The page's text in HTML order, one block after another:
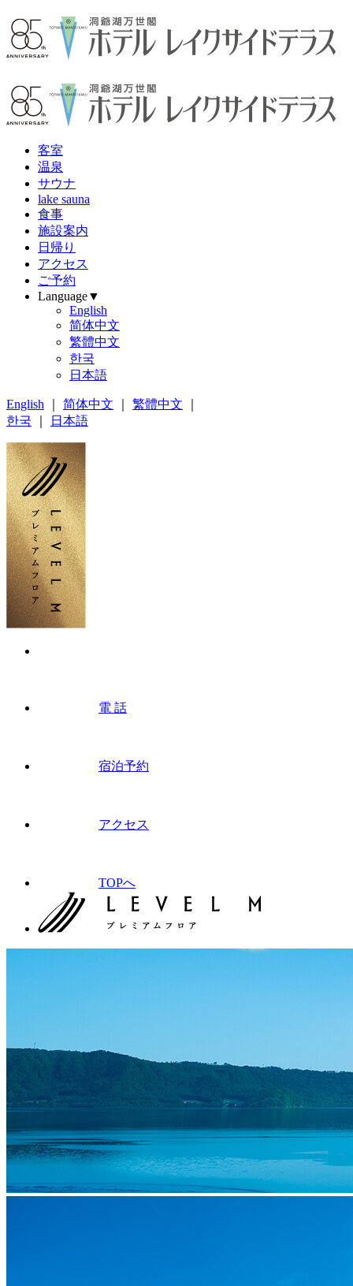
客室
温泉
サウナ
lake sauna
食事
施設案内
日帰り
アクセス
ご予約
Language▼
English
简体中文
繁體中文
한국
日本語
English 简体中文 繁體中文
한국
日本語
電 話
宿泊予約
アクセス
TOPへ